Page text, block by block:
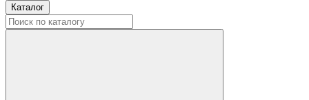
Каталог